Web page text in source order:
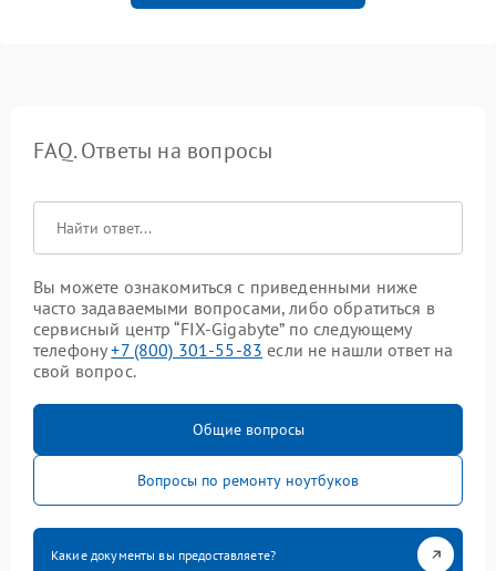
FAQ. Ответы на вопросы
Вы можете ознакомиться с приведенными ниже
часто задаваемыми вопросами, либо обратиться в
сервисный центр “FIX-Gigabyte” по следующему
телефону+7 (800) 301-55-83 если не нашли ответ на
свой вопрос.
Общие вопросы
Вопросы по ремонту ноутбуков
Какие документы вы предоставляете?